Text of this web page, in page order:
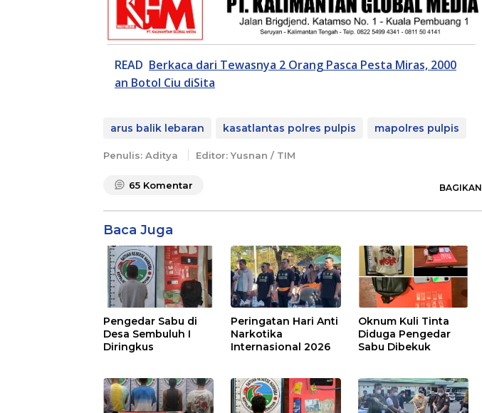
READ Berkaca dari Tewasnya 2 Orang Pasca Pesta Miras, 2000
an Botol Ciu diSita
arus balik lebaran kasatlantas polres pulpis mapolres pulpis
Penulis: Aditya Editor: Yusnan / TIM
65 Komentar BAGIKAN
Baca Juga
Pengedar Sabu di
Desa Sembuluh I
Diringkus
Peringatan Hari Anti
Narkotika
Internasional 2026
Oknum Kuli Tinta
Diduga Pengedar
Sabu Dibekuk